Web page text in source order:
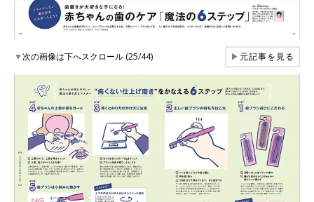
▼次の画像は下へスクロール (25/44) ▶元記事を見る